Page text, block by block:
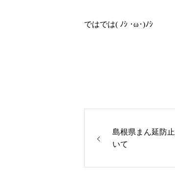
ではでは( ﾉｼ ･ω･)ﾉｼ
島根県まん延防
いて